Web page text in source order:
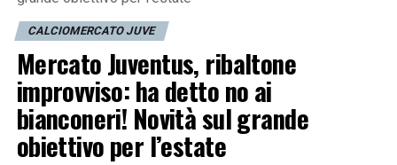
CALCIOMERCATO JUVE
Mercato Juventus, ribaltone
improvviso: ha detto no ai
bianconeri! Novità sul grande
obiettivo per l’estate